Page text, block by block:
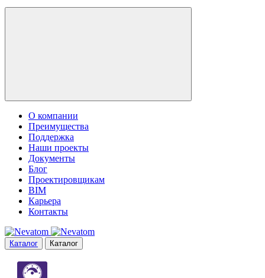
О компании
Преимущества
Поддержка
Наши проекты
Документы
Блог
Проектировщикам
BIM
Карьера
Контакты
Каталог Каталог